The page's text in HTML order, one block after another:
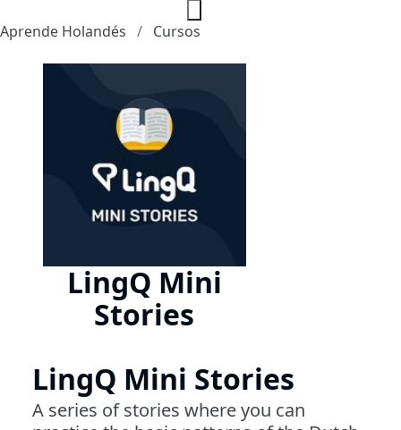
Aprende Holandés Cursos
LingQ Mini
Stories
LingQ Mini Stories
A series of stories where you can